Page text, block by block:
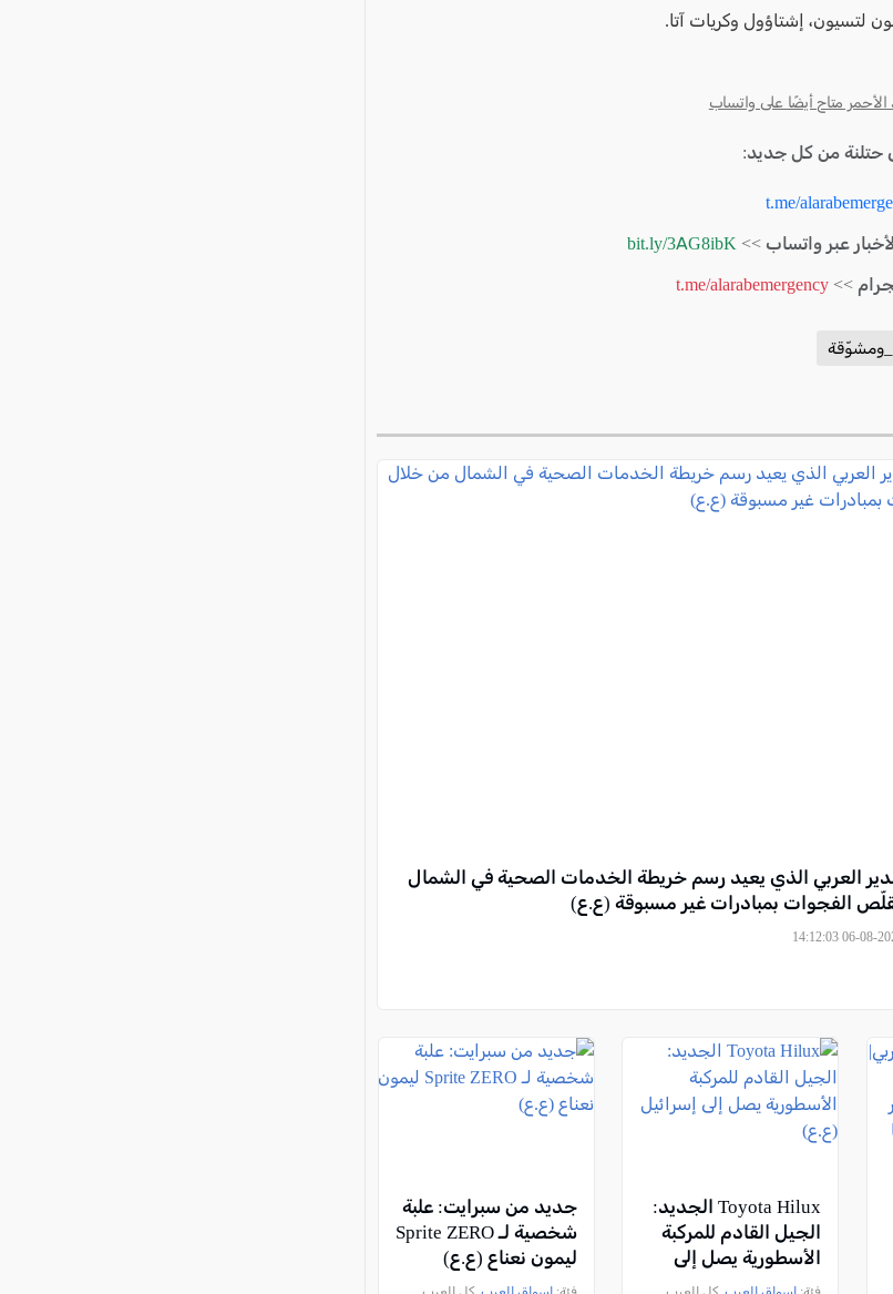
لتسيون، إشتاؤول وكريات آتا.
الأحمر متاح أيضًا على واتساب
حتلنة من كل جديد:
t.me/
عبر واتساب >> bit.ly/3AG8ibK
>>
t.me/alarabemergency
العربي الذي يعيد رسم خريطة الخدمات الصحية في الشمال
الفجوات بمبادرات غير مسبوقة (ع.ع)
Toyota Hilux الجديد:
الجيل القادم للمركبة
الأسطورية يصل إلى
إسرائيل (ع.ع)
جديد من سبرايت: علبة
شخصية لـ Sprite ZERO
ليمون نعناع (ع.ع)